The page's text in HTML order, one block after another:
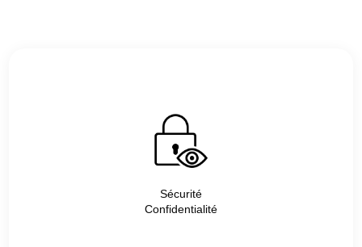
Sécurité
Confidentialité